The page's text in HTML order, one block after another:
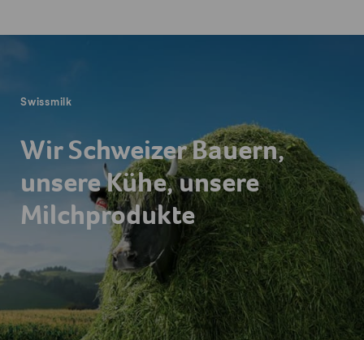
Swissmilk
Wir Schweizer Bauern,
unsere Kühe, unsere
Milchprodukte